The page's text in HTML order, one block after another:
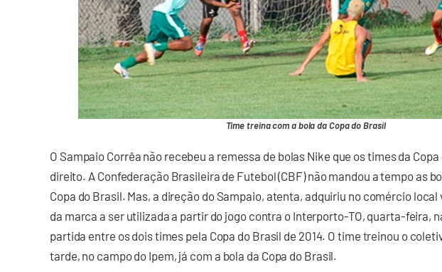
Time treina com a bola da Copa do Brasil
O Sampaio Corrêa não recebeu a remessa de bolas Nike que os times da
direito. A Confederação Brasileira de Futebol (CBF) não mandou a tempo as
Copa do Brasil. Mas, a direção do Sampaio, atenta, adquiriu no comércio local
da marca a ser utilizada a partir do jogo contra o Interporto-TO, quarta-feira,
partida entre os dois times pela Copa do Brasil de 2014. O time treinou o
tarde, no campo do Ipem, já com a bola da Copa do Brasil.